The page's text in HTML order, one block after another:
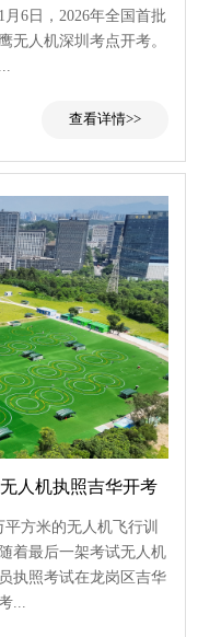
6日，2026年全国首批
无人机深圳考点开考。
人机执照吉华开考
方米的无人机飞行训
着最后一架考试无人机
执照考试在龙岗区吉华
...